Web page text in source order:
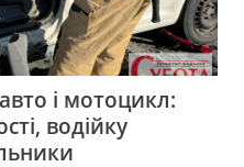
і мотоцикл:
водійку